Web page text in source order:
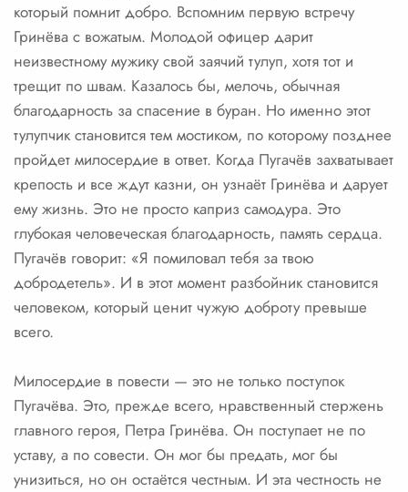
который помнит добро. Вспомним первую встречу
Гринёва с вожатым. Молодой офицер дарит
неизвестному мужику свой заячий тулуп, хотя тот и
трещит по швам. Казалось бы, мелочь, обычная
благодарность за спасение в буран. Но именно этот
тулупчик становится тем мостиком, по которому позднее
пройдет милосердие в ответ. Когда Пугачёв захватывает
крепость и все ждут казни, он узнаёт Гринёва и дарует
ему жизнь. Это не просто каприз самодура. Это
глубокая человеческая благодарность, память сердца.
Пугачёв говорит: «Я помиловал тебя за твою
добродетель». И в этот момент разбойник становится
человеком, который ценит чужую доброту превыше
всего.
Милосердие в повести — это не только поступок
Пугачёва. Это, прежде всего, нравственный стержень
главного героя, Петра Гринёва. Он поступает не по
уставу, а по совести. Он мог бы предать, мог бы
унизиться, но он остаётся честным. И эта честность не